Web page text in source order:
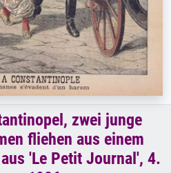
zwei junge
fliehen aus einem
'Le Petit Journal', 4.